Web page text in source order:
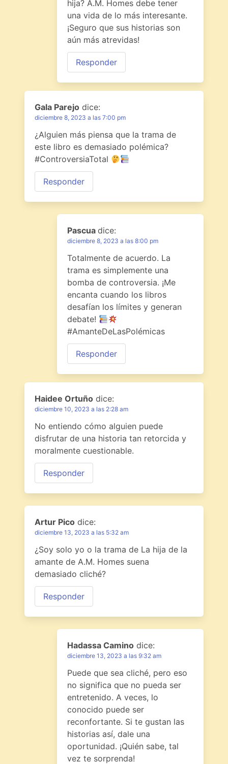
hija? A.M. Homes debe tener
una vida de lo más interesante.
¡Seguro que sus historias son
aún más atrevidas!
Responder
Gala Parejo dice:
diciembre 8, 2023 a las 7:00 pm
¿Alguien más piensa que la trama de
este libro es demasiado polémica?
#ControversiaTotal
Responder
Pascua dice:
diciembre 8, 2023 a las 8:00 pm
Totalmente de acuerdo. La
trama es simplemente una
bomba de controversia. ¡Me
encanta cuando los libros
desafían los límites y generan
debate!
#AmanteDeLasPolémicas
Responder
Haidee Ortuño dice:
diciembre 10, 2023 a las 2:28 am
No entiendo cómo alguien puede
disfrutar de una historia tan retorcida y
moralmente cuestionable.
Responder
Artur Pico dice:
diciembre 13, 2023 a las 5:32 am
¿Soy solo yo o la trama de La hija de la
amante de A.M. Homes suena
demasiado cliché?
Responder
Hadassa Camino dice:
diciembre 13, 2023 a las 9:32 am
Puede que sea cliché, pero eso
no significa que no pueda ser
entretenido. A veces, lo
conocido puede ser
reconfortante. Si te gustan las
historias así, dale una
oportunidad. ¡Quién sabe, tal
vez te sorprenda!